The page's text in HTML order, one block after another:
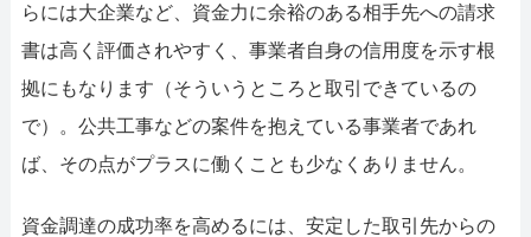
らには大企業など、資金力に余裕のある相手先への請求
書は高く評価されやすく、事業者自身の信用度を示す根
拠にもなります（そういうところと取引できているの
で）。公共工事などの案件を抱えている事業者であれ
ば、その点がプラスに働くことも少なくありません。
資金調達の成功率を高めるには、安定した取引先からの